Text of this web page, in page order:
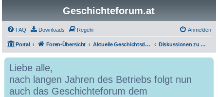
Geschichteforum.at
FAQ Downloads Regeln Anmelden
Portal Foren-Übersicht Aktuelle Geschichtsdiskussionen Diskussionen zu Geschichtlichem
Liebe alle,
nach langen Jahren des Betriebs folgt nun
auch das Geschichteforum dem